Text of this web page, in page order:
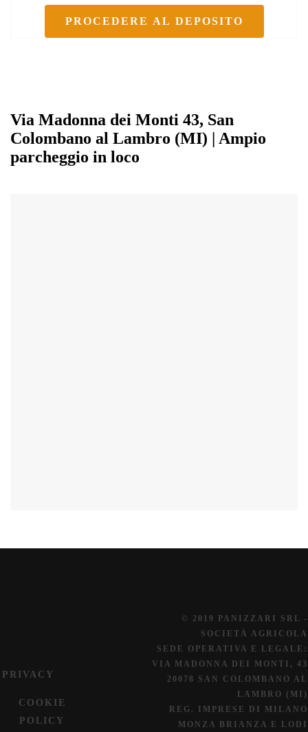
PROCEDERE AL DEPOSITO
Via Madonna dei Monti 43, San
Colombano al Lambro (MI) | Ampio
parcheggio in loco
PRIVACY
COOKIE
POLICY
© 2019 PANIZZARI SRL -
SOCIETÀ AGRICOLA
SEDE OPERATIVA E LEGALE:
VIA MADONNA DEI MONTI, 43
20078 SAN COLOMBANO AL
LAMBRO (MI)
REG. IMPRESE DI MILANO
MONZA BRIANZA E LODI